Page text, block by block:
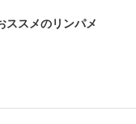
ススメのリンパメ